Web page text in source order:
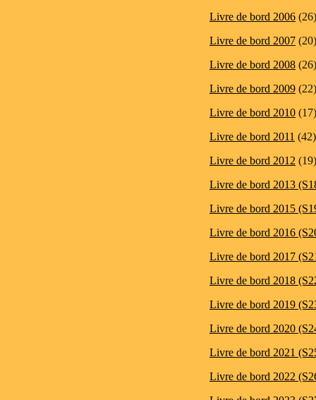
Livre de bord 2006 (26)
Livre de bord 2007 (20)
Livre de bord 2008 (26)
Livre de bord 2009 (22)
Livre de bord 2010 (17)
Livre de bord 2011 (42)
Livre de bord 2012 (19)
Livre de bord 2013
Livre de bord 2015
Livre de bord 2016
Livre de bord 2017
Livre de bord 2018
Livre de bord 2019
Livre de bord 2020
Livre de bord 2021
Livre de bord 2022